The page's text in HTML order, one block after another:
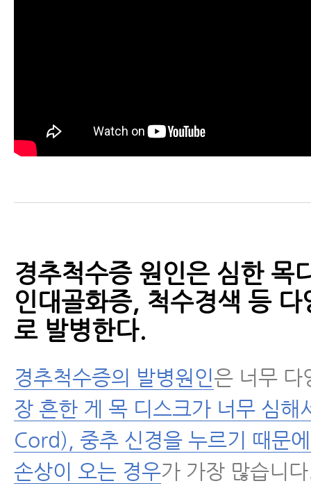
경추척수증 원인은 심한 목
인대골화증, 척수경색 등 다
로 발병한다.
경추척수증의 발병원인은 너무
장 흔한 게 목 디스크가 너무 심해
Cord), 중추 신경을 누르기 때문
손상이 오는 경우가 가장 많습니